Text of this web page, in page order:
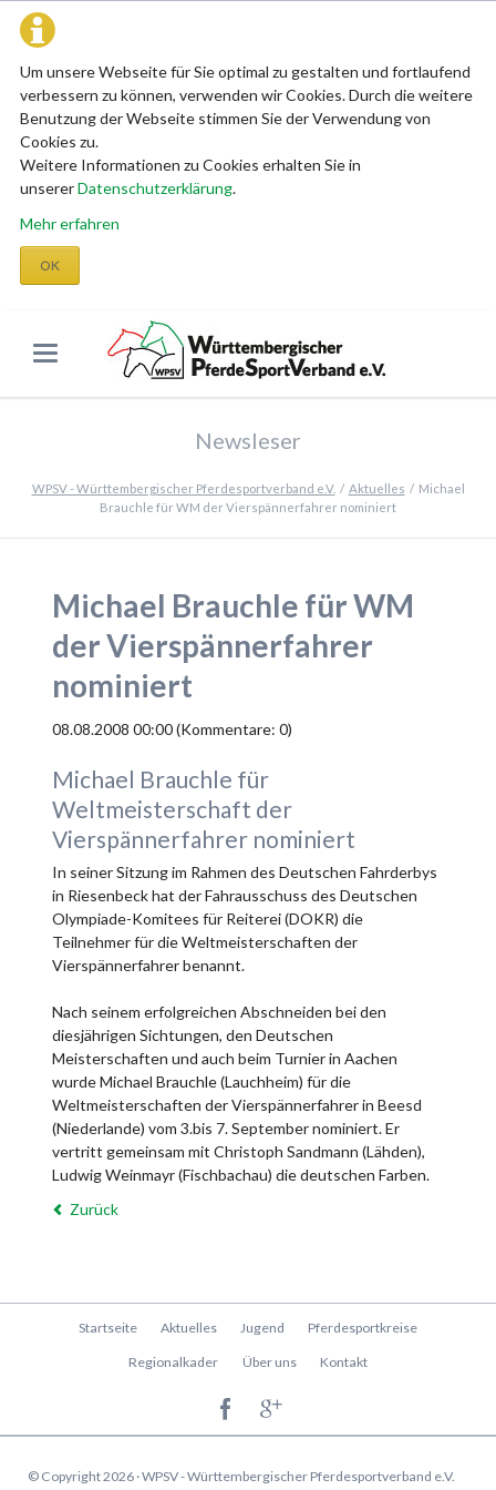
Um unsere Webseite für Sie optimal zu gestalten und fortlaufend
verbessern zu können, verwenden wir Cookies. Durch die weitere
Benutzung der Webseite stimmen Sie der Verwendung von
Cookies zu.
Weitere Informationen zu Cookies erhalten Sie in
unsererDatenschutzerklärung.
Mehr erfahren
OK
Newsleser
WPSV - Württembergischer Pferdesportverband e.V. Aktuelles
Michael
Brauchle für WM der Vierspännerfahrer nominiert
Michael Brauchle für WM
der Vierspännerfahrer
nominiert
08.08.2008 00:00(Kommentare: 0)
Michael Brauchle für
Weltmeisterschaft der
Vierspännerfahrer nominiert
In seiner Sitzung im Rahmen des Deutschen Fahrderbys
in Riesenbeck hat der Fahrausschuss des Deutschen
Olympiade-Komitees für Reiterei (DOKR) die
Teilnehmer für die Weltmeisterschaften der
Vierspännerfahrer benannt.
Nach seinem erfolgreichen Abschneiden bei den
diesjährigen Sichtungen, den Deutschen
Meisterschaften und auch beim Turnier in Aachen
wurde Michael Brauchle (Lauchheim) für die
Weltmeisterschaften der Vierspännerfahrer in Beesd
(Niederlande) vom 3.bis 7. September nominiert. Er
vertritt gemeinsam mit Christoph Sandmann (Lähden),
Ludwig Weinmayr (Fischbachau) die deutschen Farben.
Zurück
Navigation
Startseite Aktuelles Jugend Pferdesportkreise
Regionalkader Über uns Kontakt
© Copyright 2026 · WPSV - Württembergischer Pferdesportverband e.V.